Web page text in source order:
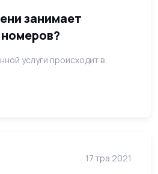
занимает
услуги происходит в
17 тра 2021